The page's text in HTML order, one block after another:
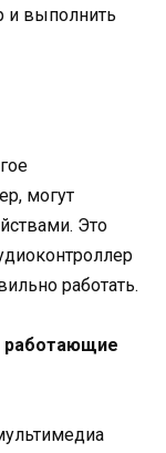
и выполнить
могут
Это
работать.
работающие